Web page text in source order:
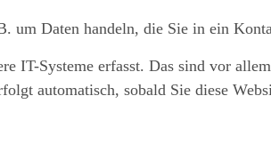
um Daten handeln, die Sie in ein
IT-Systeme erfasst. Das sind vor
automatisch, sobald Sie diese